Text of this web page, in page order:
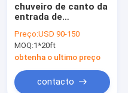
chuveiro de canto da
entrada de
Preço:USD 90-150
MOQ:1*20ft
obtenha o ultimo preço
contacto